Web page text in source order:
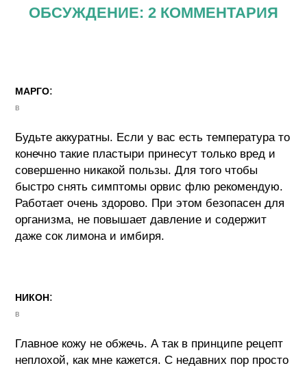
ОБСУЖДЕНИЕ: 2 КОММЕНТАРИЯ
МАРГО:
в
Будьте аккуратны. Если у вас есть температура то
конечно такие пластыри принесут только вред и
совершенно никакой пользы. Для того чтобы
быстро снять симптомы орвис флю рекомендую.
Работает очень здорово. При этом безопасен для
организма, не повышает давление и содержит
даже сок лимона и имбиря.
НИКОН:
в
Главное кожу не обжечь. А так в принципе рецепт
неплохой, как мне кажется. С недавних пор просто